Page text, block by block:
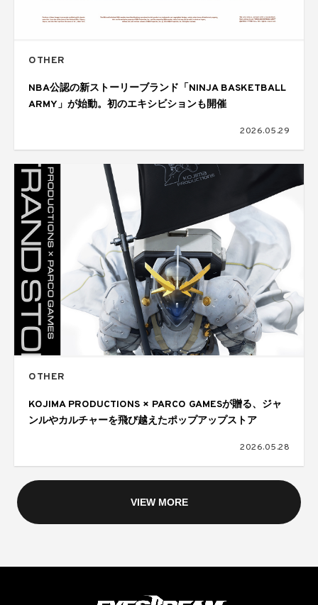
OTHER
NBA公認の新ストーリーブランド「NINJA BASKETBALL
ARMY」が始動。初のエキシビションも開催
2026.05.29
OTHER
KOJIMA PRODUCTIONS × PARCO GAMESが贈る、ジャ
ンルやカルチャーを飛び越えたポップアップストア
2026.05.28
VIEW MORE